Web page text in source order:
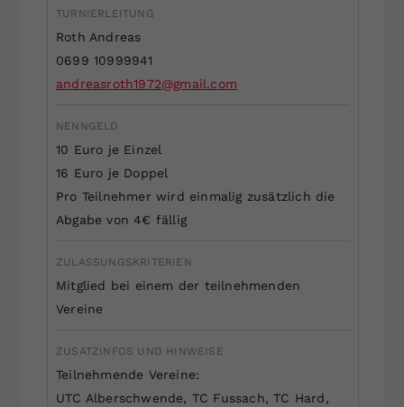
TURNIERLEITUNG
Roth Andreas
0699 10999941
andreasroth1972@gmail.com
NENNGELD
10 Euro je Einzel
16 Euro je Doppel
Pro Teilnehmer wird einmalig zusätzlich die
Abgabe von 4€ fällig
ZULASSUNGSKRITERIEN
Mitglied bei einem der teilnehmenden
Vereine
ZUSATZINFOS UND HINWEISE
Teilnehmende Vereine:
UTC Alberschwende, TC Fussach, TC Hard,
Zweck
Dieser Wert speichert Ihre Consent-
Einstellungen. Unter anderem eine
zufällig generierte ID, für die
historische Speicherung Ihrer